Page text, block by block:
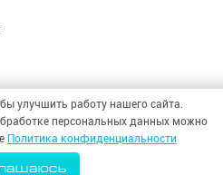
БЕЗОПАСНОСТИ»
улучшить работу нашего сайта.
персональных данных можно
Политика конфиденциальности